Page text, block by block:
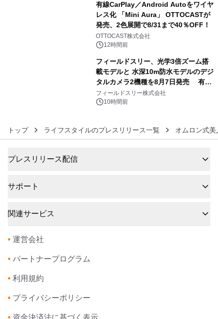
有線CarPlay／Android Autoをワイヤ
レス化 「Mini Aura」 OTTOCASTが
発売、2色展開で8/31まで40％OFF！
OTTOCAST株式会社
12時間前
フィールドスリー、光学3倍ズーム搭
載モデルと 水深10m防水モデルのデジ
タルカメラ2機種を8月7日発売 有効
約1300万画素、用途別に選べるコンデ
ジ新登場
フィールドスリー株式会社
10時間前
トップ ライフスタイルのプレスリリース一覧 オムロン式美
プレスリリース配信
サポート
関連サービス
• 運営会社
• パートナープログラム
• 利用規約
• プライバシーポリシー
• 資金決済法に基づく表示